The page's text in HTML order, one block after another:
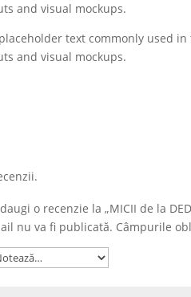
and visual mockups.
text commonly used
and visual mockups.
o recenzie la „MICII de la
nu va fi publicată. Câmpurile